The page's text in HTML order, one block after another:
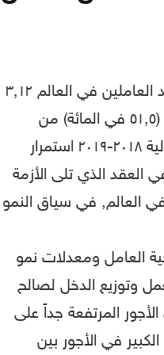
وفقاً لتقديرات منظمة العمل الدولية الأخيرة، بلغ عدد العاملين في العالم ٣٫١٢
مليار شخص في عام ٢٠١٥، منهم ١٫٦٦ مليار شخص (٥١٫٥ في المائة) من
العاملين بأجر ورواتب. يظهر تقرير منظمة العمل الدولية ٢٠١٨-٢٠١٩ استمرار
العقد الذي تلى الأزمة
العالم, في سياق النمو
العامل ومعدلات نمو
وتوزيع الدخل لصالح
المرتفعة جداً على
في الأجور بين